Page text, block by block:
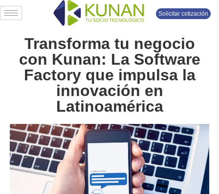
Solicitar cotización
Transforma tu negocio
con Kunan: La Software
Factory que impulsa la
innovación en
Latinoamérica